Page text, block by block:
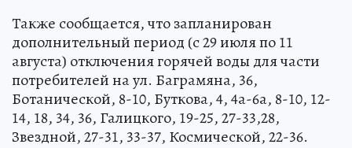
Также сообщается, что запланирован
дополнительный период (с 29 июля по 11
августа) отключения горячей воды для части
потребителей на ул. Баграмяна, 36,
Ботанической, 8-10, Буткова, 4, 4а-6а, 8-10, 12-
14, 18, 34, 36, Галицкого, 19-25, 27-33,28,
Звездной, 27-31, 33-37, Космической, 22-36.